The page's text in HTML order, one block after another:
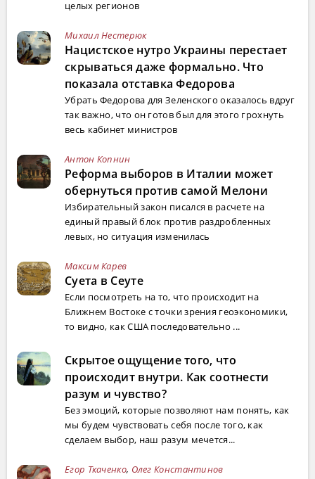
целых регионов
Михаил Нестерюк
Нацистское нутро Украины перестает
скрываться даже формально. Что
показала отставка Федорова
Убрать Федорова для Зеленского оказалось вдруг
так важно, что он готов был для этого грохнуть
весь кабинет министров
Антон Копнин
Реформа выборов в Италии может
обернуться против самой Мелони
Избирательный закон писался в расчете на
единый правый блок против раздробленных
левых, но ситуация изменилась
Максим Карев
Суета в Сеуте
Если посмотреть на то, что происходит на
Ближнем Востоке с точки зрения геоэкономики,
то видно, как США последовательно ...
Скрытое ощущение того, что
происходит внутри. Как соотнести
разум и чувство?
Без эмоций, которые позволяют нам понять, как
мы будем чувствовать себя после того, как
сделаем выбор, наш разум мечется...
Егор Ткаченко, Олег Константинов